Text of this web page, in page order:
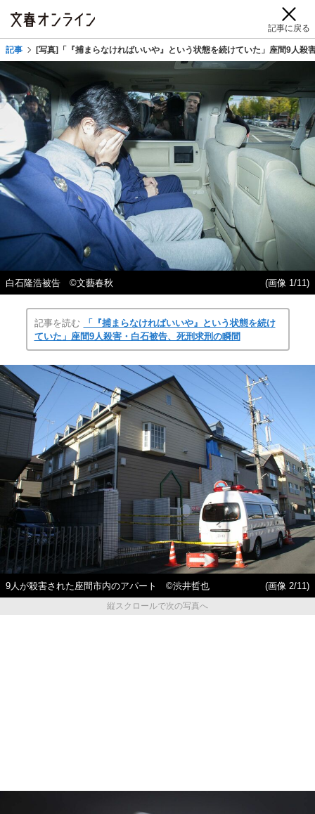
記事に戻る
記事 [写真]「『捕まらなければいいや』という状態を続けていた」座間9人殺
白石隆浩被告 ©文藝春秋 (画像 1/11)
記事を読む
「『捕まらなければいいや』という状態を続け
ていた」座間9人殺害・白石被告、死刑求刑の瞬間
9人が殺害された座間市内のアパート ©渋井哲也
(画像 2/11)
縦スクロールで次の写真へ